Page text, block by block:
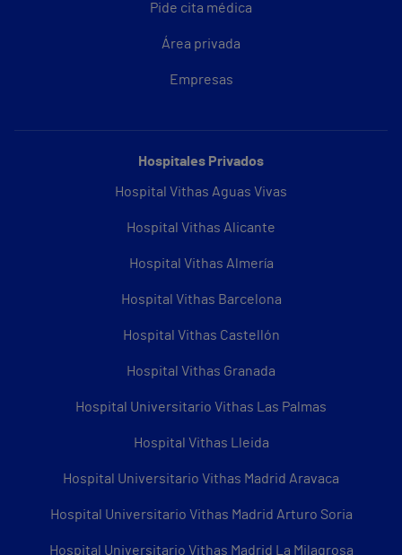
Pide cita médica
Área privada
Empresas
Hospitales Privados
Hospital Vithas Aguas Vivas
Hospital Vithas Alicante
Hospital Vithas Almería
Hospital Vithas Barcelona
Hospital Vithas Castellón
Hospital Vithas Granada
Hospital Universitario Vithas Las Palmas
Hospital Vithas Lleida
Hospital Universitario Vithas Madrid Aravaca
Hospital Universitario Vithas Madrid Arturo Soria
Hospital Universitario Vithas Madrid La Milagrosa